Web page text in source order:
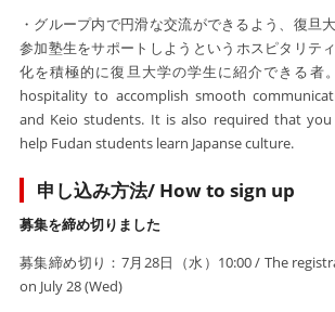
・グループ内で円滑な交流ができるよう、 復旦
参加塾生をサポートしようというホスピタリテ
化を積極的に復旦大学の学生に紹介できる者
hospitality to accomplish smooth
and Keio students. It is also required that
help Fudan students learn Japanse culture.
申し込み方法/ How to sign up
募集を締め切りました
募集締め切り：7月28日（水）10:00 / The
on July 28 (Wed)